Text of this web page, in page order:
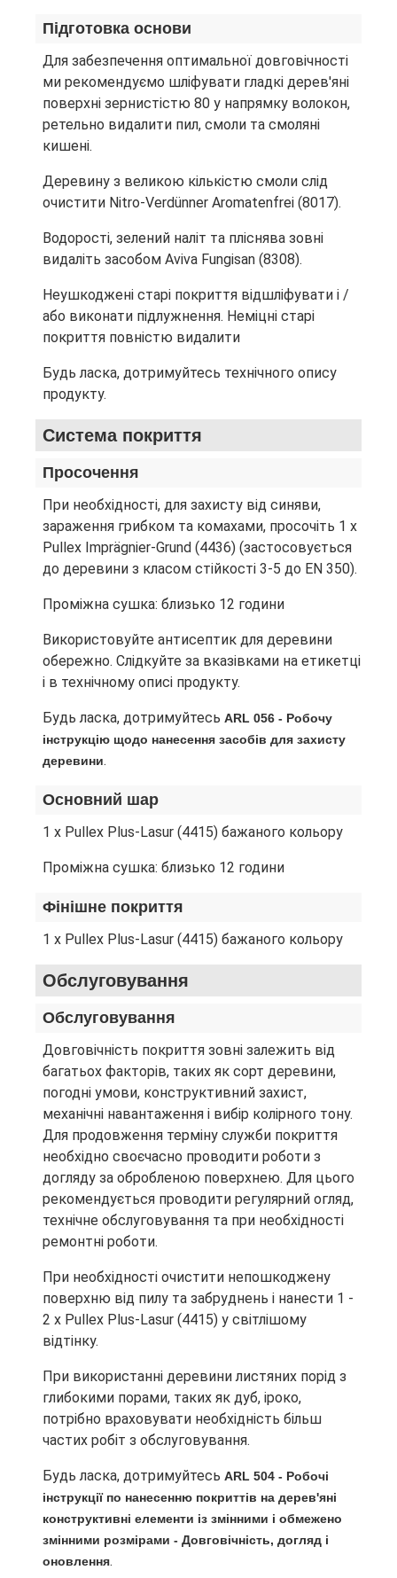
Підготовка основи
Для забезпечення оптимальної довговічності
ми рекомендуємо шліфувати гладкі дерев'яні
поверхні зернистістю 80 у напрямку волокон,
ретельно видалити пил, смоли та смоляні
кишені.
Деревину з великою кількістю смоли слід
очистити Nitro-Verdünner Aromatenfrei (8017).
Водорості, зелений наліт та пліснява зовні
видаліть засобом Aviva Fungisan (8308).
Неушкоджені старі покриття відшліфувати і /
або виконати підлужнення. Неміцні старі
покриття повністю видалити
Будь ласка, дотримуйтесь технічного опису
продукту.
Система покриття
Просочення
При необхідності, для захисту від синяви,
зараження грибком та комахами, просочіть 1 x
Pullex Imprägnier-Grund (4436) (застосовується
до деревини з класом стійкості 3-5 до EN 350).
Проміжна сушка: близько 12 години
Використовуйте антисептик для деревини
обережно. Слідкуйте за вказівками на етикетці
і в технічному описі продукту.
Будь ласка, дотримуйтесь ARL 056 - Робочу
інструкцію щодо нанесення засобів для захисту
деревини.
Основний шар
1 x Pullex Plus-Lasur (4415) бажаного кольору
Проміжна сушка: близько 12 години
Фінішне покриття
1 x Pullex Plus-Lasur (4415) бажаного кольору
Обслуговування
Обслуговування
Довговічність покриття зовні залежить від
багатьох факторів, таких як сорт деревини,
погодні умови, конструктивний захист,
механічні навантаження і вибір колірного тону.
Для продовження терміну служби покриття
необхідно своєчасно проводити роботи з
догляду за обробленою поверхнею. Для цього
рекомендується проводити регулярний огляд,
технічне обслуговування та при необхідності
ремонтні роботи.
При необхідності очистити непошкоджену
поверхню від пилу та забруднень і нанести 1 -
2 x Pullex Plus-Lasur (4415) у світлішому
відтінку.
При використанні деревини листяних порід з
глибокими порами, таких як дуб, іроко,
потрібно враховувати необхідність більш
частих робіт з обслуговування.
Будь ласка, дотримуйтесь ARL 504 - Робочі
інструкції по нанесенню покриттів на дерев'яні
конструктивні елементи із змінними і обмежено
змінними розмірами - Довговічність, догляд і
оновлення.